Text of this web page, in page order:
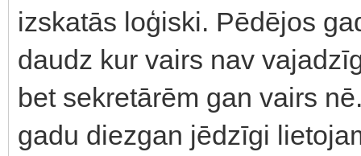
izskatās loģiski. Pēdējos
daudz kur vairs nav
bet sekretārēm gan vairs
gadu diezgan jēdzīgi